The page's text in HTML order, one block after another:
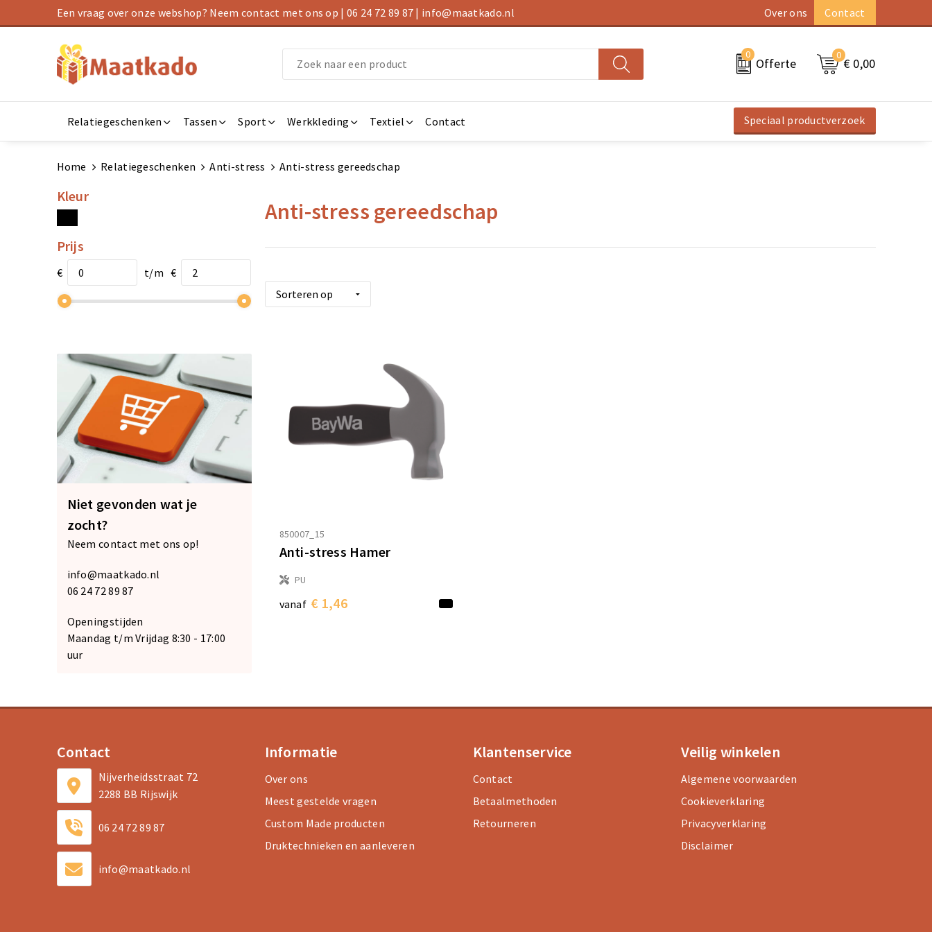
Een vraag over onze webshop? Neem contact met ons op | 06 24 72 89 87 | info@maatkado.nl Over ons Contact
0
Offerte
0
€ 0,00
Relatiegeschenken Tassen Sport Werkkleding Textiel Contact Speciaal productverzoek
Home Relatiegeschenken Anti-stress Anti-stress gereedschap
Kleur
Prijs
€ t/m €
Niet gevonden wat je
zocht?
Neem contact met ons op!
info@maatkado.nl
06 24 72 89 87
Openingstijden
Maandag t/m Vrijdag 8:30 - 17:00
uur
Anti-stress gereedschap
850007_15
Anti-stress Hamer
PU
vanaf € 1,46
Contact
Nijverheidsstraat 72
2288 BB Rijswijk
06 24 72 89 87
info@maatkado.nl
Informatie
Over ons
Meest gestelde vragen
Custom Made producten
Druktechnieken en aanleveren
Klantenservice
Contact
Betaalmethoden
Retourneren
Veilig winkelen
Algemene voorwaarden
Cookieverklaring
Privacyverklaring
Disclaimer